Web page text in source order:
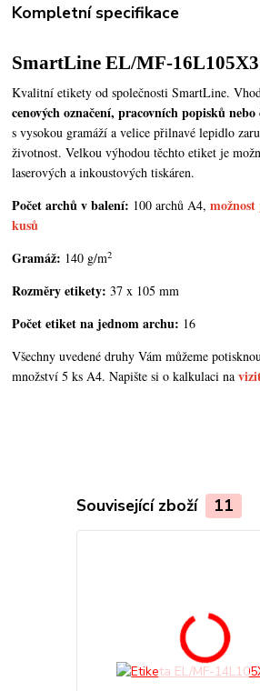
Kompletní specifikace
SmartLine EL/MF-
Kvalitní etikety od společnosti SmartLine.
cenových označení, pracovních popisků
s vysokou gramáží a velice přilnavé lepidlo
životnost. Velkou výhodou těchto etiket je
laserových a inkoustových tiskáren.
Počet archů v balení: 100 archů A4,
kusů
Gramáž: 140 g/m2
Rozměry etikety:37 x 105 mm
Počet etiket na jednom archu: 16
Všechny uvedené druhy Vám můžeme
množství 5 ks A4. Napište si o kalkulaci na
Související zboží 11